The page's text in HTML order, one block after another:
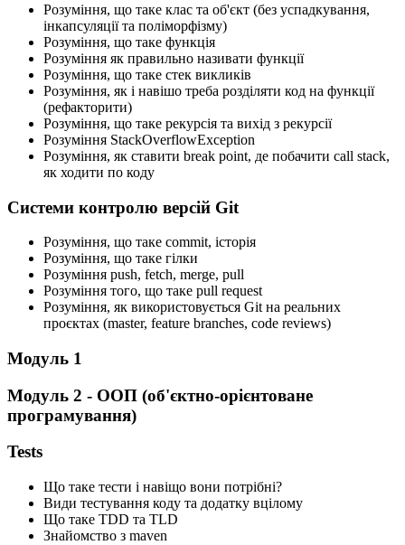
Розуміння, що таке клас та об'єкт (без успадкування,
інкапсуляції та поліморфізму)
Розуміння, що таке функція
Розуміння як правильно називати функції
Розуміння, що таке стек викликів
Розуміння, як і навішо треба розділяти код на функції
(рефакторити)
Розуміння, що таке рекурсія та вихід з рекурсії
Розуміння StackOverflowException
Розуміння, як ставити break point, де побачити call stack,
як ходити по коду
Системи контролю версій Git
Розуміння, що таке commit, історія
Розуміння, що таке гілки
Розуміння push, fetch, merge, pull
Розуміння того, що таке pull request
Розуміння, як використовується Git на реальних
проєктах (master, feature branches, code reviews)
Модуль 1
Модуль 2 - ООП (об'єктно-орієнтоване
програмування)
Tests
Що таке тести і навіщо вони потрібні?
Види тестування коду та додатку вцілому
Що таке TDD та TLD
Знайомство з maven